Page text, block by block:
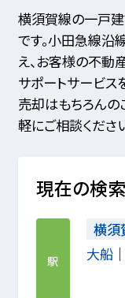
横須賀線の一戸
です。小田急線
え、お客様の不動
サポートサービス
売却はもちろんの
軽にご相談くださ
現在の検
駅
横須
大船